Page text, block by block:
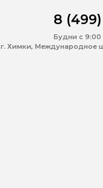
8
Будни с 9:00
г. Химки, Международное